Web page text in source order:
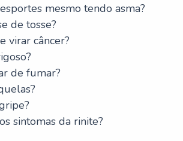
mesmo tendo asma?
de tosse?
virar câncer?
de fumar?
sintomas da rinite?